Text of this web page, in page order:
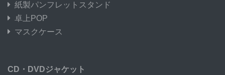
紙製パンフレットスタンド
卓上POP
マスクケース
CD・DVDジャケット